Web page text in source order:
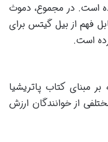
است. در مجموع، دموث
فهم از بیل گیتس برای
است.
مبنای کتاب پاتریشیا
از خوانندگان ارزش